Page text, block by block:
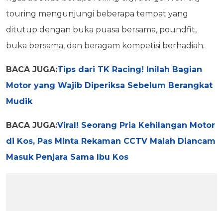
touring mengunjungi beberapa tempat yang
ditutup dengan buka puasa bersama, poundfit,
buka bersama, dan beragam kompetisi berhadiah.
BACA JUGA:Tips dari TK Racing! Inilah Bagian
Motor yang Wajib Diperiksa Sebelum Berangkat
Mudik
BACA JUGA:Viral! Seorang Pria Kehilangan Motor
di Kos, Pas Minta Rekaman CCTV Malah Diancam
Masuk Penjara Sama Ibu Kos